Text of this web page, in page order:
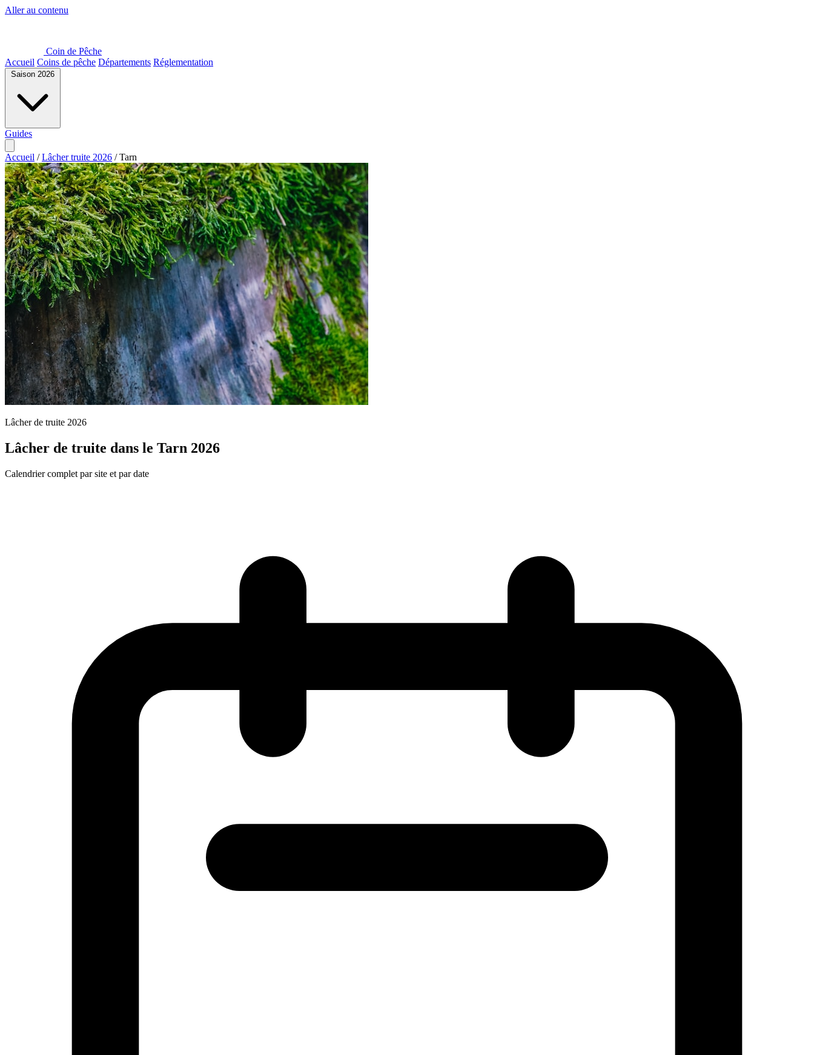
Aller au contenu
Coin de Pêche
Accueil Coins de pêche Départements Réglementation
Saison 2026
Guides
Accueil / Lâcher truite 2026 / Tarn
Lâcher de truite 2026
Lâcher de truite dans le Tarn 2026
Calendrier complet par site et par date